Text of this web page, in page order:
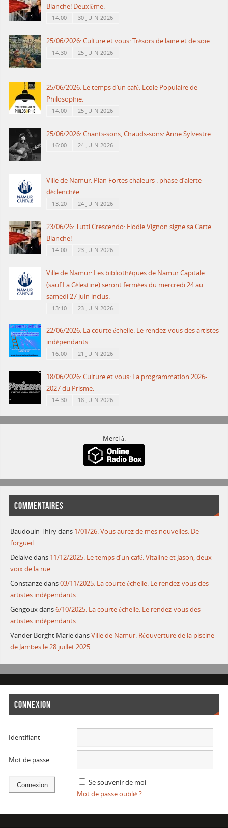
Blanche! Deuxième.
14:00 30 JUIN 2026
25/06/2026: Culture et vous: Trésors de laine et de soie.
14:30 25 JUIN 2026
25/06/2026: Le temps d’un café: Ecole Populaire de
Philosophie.
14:00 25 JUIN 2026
25/06/2026: Chants-sons, Chauds-sons: Anne Sylvestre.
16:00 24 JUIN 2026
Ville de Namur: Plan Fortes chaleurs : phase d’alerte
déclenchée.
13:20 24 JUIN 2026
23/06/26: Tutti Crescendo: Elodie Vignon signe sa Carte
Blanche!
14:00 23 JUIN 2026
Ville de Namur: Les bibliothèques de Namur Capitale
(sauf La Célestine) seront fermées du mercredi 24 au
samedi 27 juin inclus.
13:10 23 JUIN 2026
22/06/2026: La courte échelle: Le rendez-vous des artistes
indépendants.
16:00 21 JUIN 2026
18/06/2026: Culture et vous: La programmation 2026-
2027 du Prisme.
14:30 18 JUIN 2026
Merci à:
COMMENTAIRES
Baudouin Thirydans 1/01/26: Vous aurez de mes nouvelles: De
l’orgueil
Delaivedans 11/12/2025: Le temps d’un café: Vitaline et Jason, deux
voix de la rue.
Constanzedans03/11/2025: La courte échelle: Le rendez-vous des
artistes indépendants
Gengouxdans6/10/2025: La courte échelle: Le rendez-vous des
artistes indépendants
Vander Borght MariedansVille de Namur: Réouverture de la piscine
de Jambes le 28 juillet 2025
CONNEXION
Identifiant
Mot de passe
Se souvenir de moi
Mot de passe oublié ?